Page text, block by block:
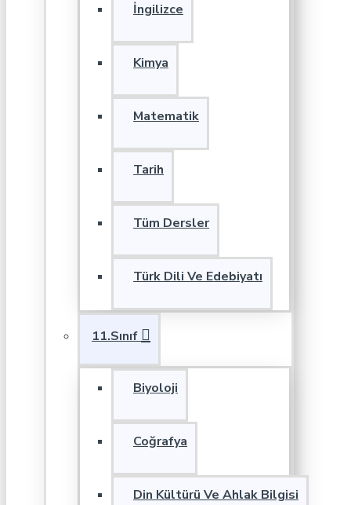
İngilizce
Kimya
Matematik
Tarih
Tüm Dersler
Türk Dili Ve Edebiyatı
11.Sınıf
Biyoloji
Coğrafya
Din Kültürü Ve Ahlak Bilgisi